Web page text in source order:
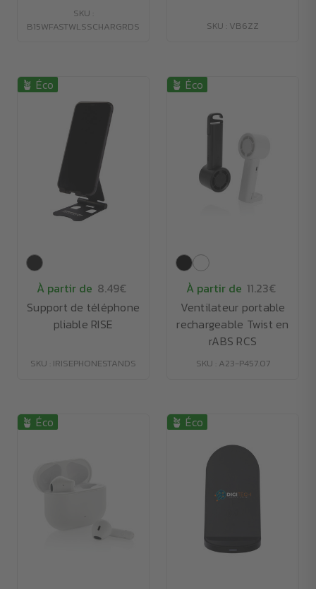
SKU :
B15WFASTWLSSCHARGRDS
SKU : VB6ZZ
🪴 Éco
À partir de 8.49€
Support de téléphone
pliable RISE
SKU : IRISEPHONESTANDS
🪴 Éco
À partir de 11.23€
Ventilateur portable
rechargeable Twist en
rABS RCS
SKU : A23-P457.07
🪴 Éco 🪴 Éco